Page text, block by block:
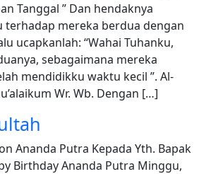
Tanggal ” Dan hendaknya
mereka berdua dengan
ucapkanlah: “Wahai Tuhanku,
sebagaimana mereka
mendidikku waktu kecil ”. Al-
Wr. Wb. Dengan […]
Ananda Putra Kepada Yth. Bapak
Birthday Ananda Putra Minggu,